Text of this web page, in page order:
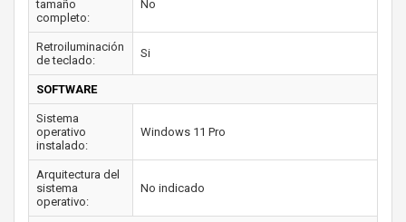
tamaño
completo:
No
Retroiluminación
de teclado:
Si
SOFTWARE
Sistema
operativo
instalado:
Windows 11 Pro
Arquitectura del
sistema
operativo:
No indicado